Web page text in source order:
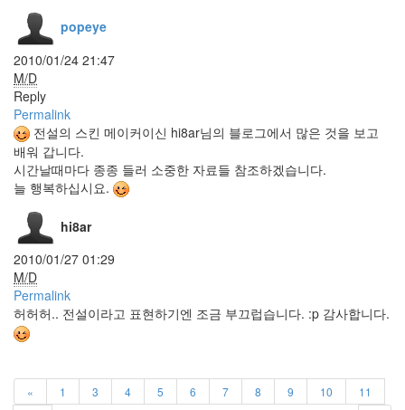
popeye
2010/01/24 21:47
M/D
Reply
Permalink
전설의 스킨 메이커이신 hi8ar님의 블로그에서 많은 것을 보고
배워 갑니다.
시간날때마다 종종 들러 소중한 자료들 참조하겠습니다.
늘 행복하십시요.
hi8ar
2010/01/27 01:29
M/D
Permalink
허허허.. 전설이라고 표현하기엔 조금 부끄럽습니다. :p 감사합니다.
« 1 3 4 5 6 7 8 9 10
11
트
큐
브
아
침
Retro
Peter
Bjorn
And
John
whiteBoard
용
기
배
고
파
UTF-
Single
구